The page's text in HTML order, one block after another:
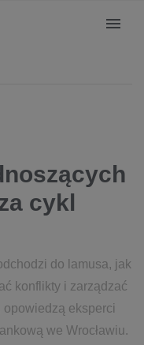
cykl
do lamusa, jak
konflikty i zarządzać
eksperci
we Wrocławiu.